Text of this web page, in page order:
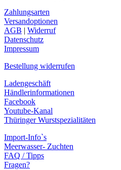
Zahlungsarten
Versandoptionen
AGB | Widerruf
Datenschutz
Impressum
Bestellung widerrufen
Ladengeschäft
Händlerinformationen
Facebook
Youtube-Kanal
Thüringer Wurstspezialitäten
Import-Info`s
Meerwasser- Zuchten
FAQ / Tipps
Fragen?